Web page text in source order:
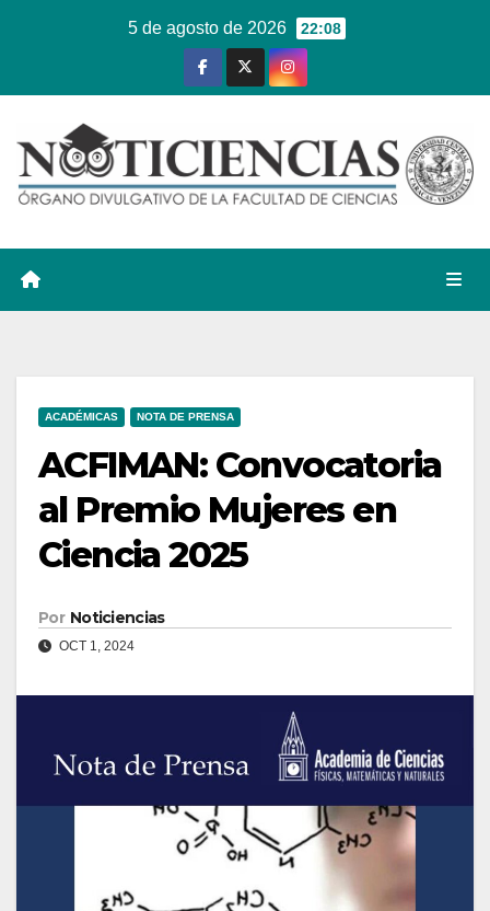
5 de agosto de 2026 22:08
ACADÉMICAS NOTA DE PRENSA
ACFIMAN: Convocatoria
al Premio Mujeres en
Ciencia 2025
Por Noticiencias
OCT 1, 2024